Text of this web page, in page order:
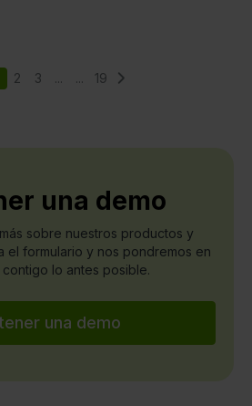
2 3 ... ... 19
una demo
sobre nuestros productos y
el formulario y nos pondremos en
lo antes posible.
una demo